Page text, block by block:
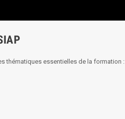
thématiques essentielles de la formation :